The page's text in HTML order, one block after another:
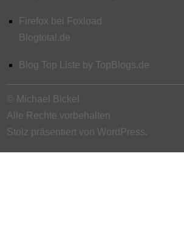
Firefox bei Foxload
Blogtotal.de
Blog Top Liste by TopBlogs.de
© Michael Bickel
Alle Rechte vorbehalten
Stolz präsentiert von WordPress.